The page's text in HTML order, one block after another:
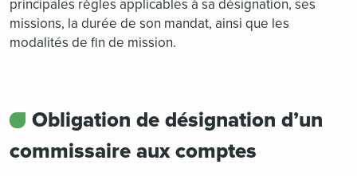
principales règles applicables à sa désignation, ses
missions, la durée de son mandat, ainsi que les
modalités de fin de mission.
Obligation de désignation d’un
commissaire aux comptes